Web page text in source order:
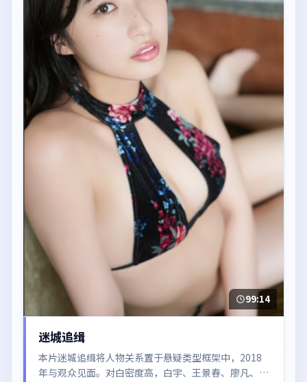
99:14
迷城追缉
本片迷城追缉将人物关系置于悬疑类型框架中，2018
年与观众见面。对白密度高，白宇、王景春、廖凡、易